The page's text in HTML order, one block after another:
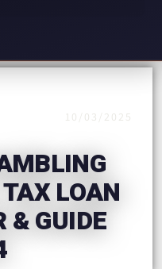
10/03/2025
LOAN
& GUIDE